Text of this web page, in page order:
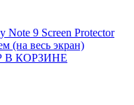
Note 9 Screen Protector
(на весь экран)
В КОРЗИНЕ